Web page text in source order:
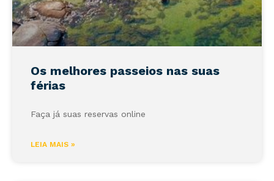
Os melhores passeios nas suas
férias
Faça já suas reservas online
LEIA MAIS »